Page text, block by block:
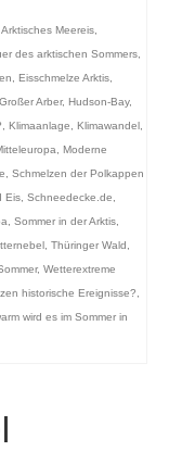
Arktisches Meereis
des arktischen Sommers
Eisschmelze Arktis
Großer Arber, Hudson-Bay,
Klimaanlage Klimawandel
Moderne
Schmelzen der Polkappen
Eis Schneedecke.de
Sommer in der Arktis
Thüringer Wald
, Wetterextreme
historische Ereignisse?
wird es im Sommer in